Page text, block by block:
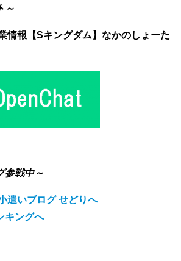
～
情報【Sキングダム】なかのしょーた
参戦中～
キングへ